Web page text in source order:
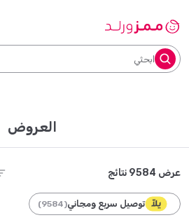
ابحثي
العروض
عرض 9584 نتائج
توصيل سريع ومجاني(
9584
)